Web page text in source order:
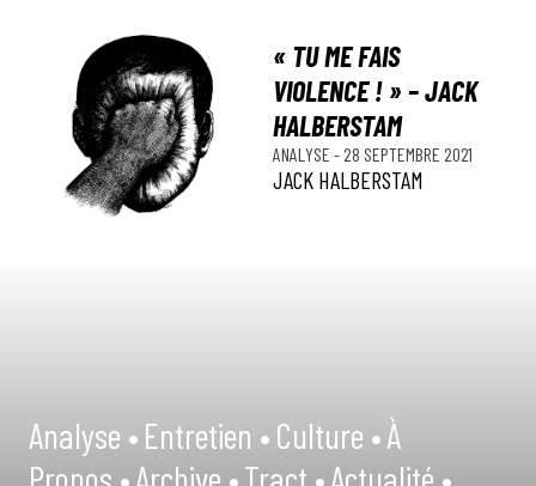
« TU ME FAIS
VIOLENCE ! » – JACK
HALBERSTAM
ANALYSE - 28 SEPTEMBRE 2021
JACK HALBERSTAM
Analyse •Entretien •Culture •À